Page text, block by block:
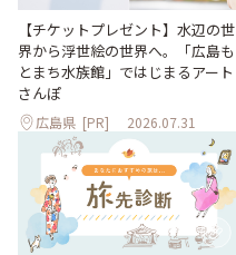
【チケットプレゼント】水辺の世
界から浮世絵の世界へ。「広島も
とまち水族館」ではじまるアート
さんぽ
広島県 [PR] 2026.07.31